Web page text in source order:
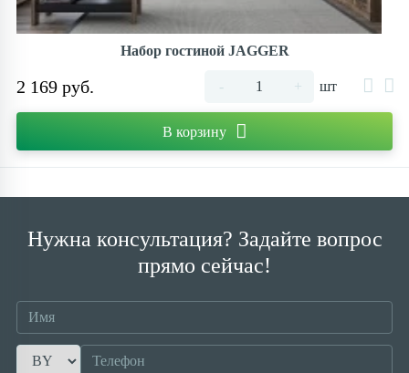
Набор гостиной JAGGER
2 169 руб. - + шт
В корзину
Нужна консультация? Задайте вопрос
прямо сейчас!